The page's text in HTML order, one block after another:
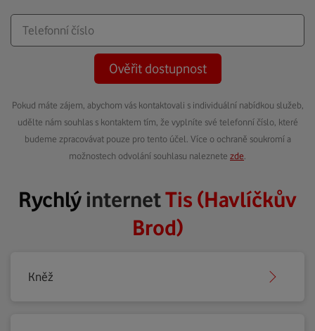
Ověřit dostupnost
Pokud máte zájem, abychom vás kontaktovali s individuální nabídkou služeb,
udělte nám souhlas s kontaktem tím, že vyplníte své telefonní číslo, které
budeme zpracovávat pouze pro tento účel. Více o ochraně soukromí a
možnostech odvolání souhlasu naleznete zde
RychlýinternetTis (Havlíčkův
Brod)
Kněž